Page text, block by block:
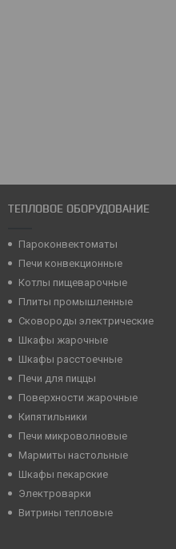
ТЕПЛОВОЕ ОБОРУДОВАНИЕ
Пароконвектоматы
Печи конвекционные
Котлы пищеварочные
Плиты промышленные
Сковороды электрические
Шкафы жарочные
Шкафы расстоечные
Печи для пиццы
Поверхности жарочные
Кипятильники
Печи микроволновые
Мармиты настольные
Шкафы пекарские
Электроварки
Витрины тепловые